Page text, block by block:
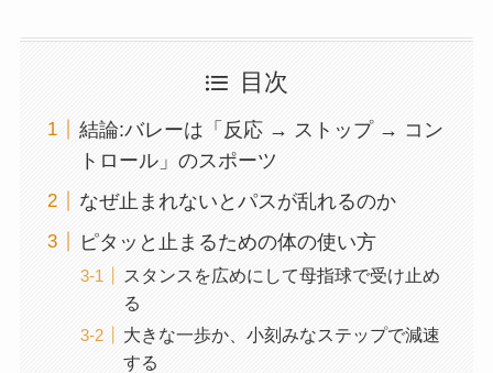
目次
結論:バレーは「反応 → ストップ → コン
トロール」のスポーツ
なぜ止まれないとパスが乱れるのか
ピタッと止まるための体の使い方
スタンスを広めにして母指球で受け止め
る
大きな一歩か、小刻みなステップで減速
する